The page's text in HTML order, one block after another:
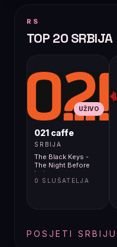
RS
TOP 20 SRBIJA
UŽIVO
021 caffe
SRBIJA
The Black Keys -
The Night Before
Lyrics
0 SLUŠATELJA
POSJETI SRBIJU